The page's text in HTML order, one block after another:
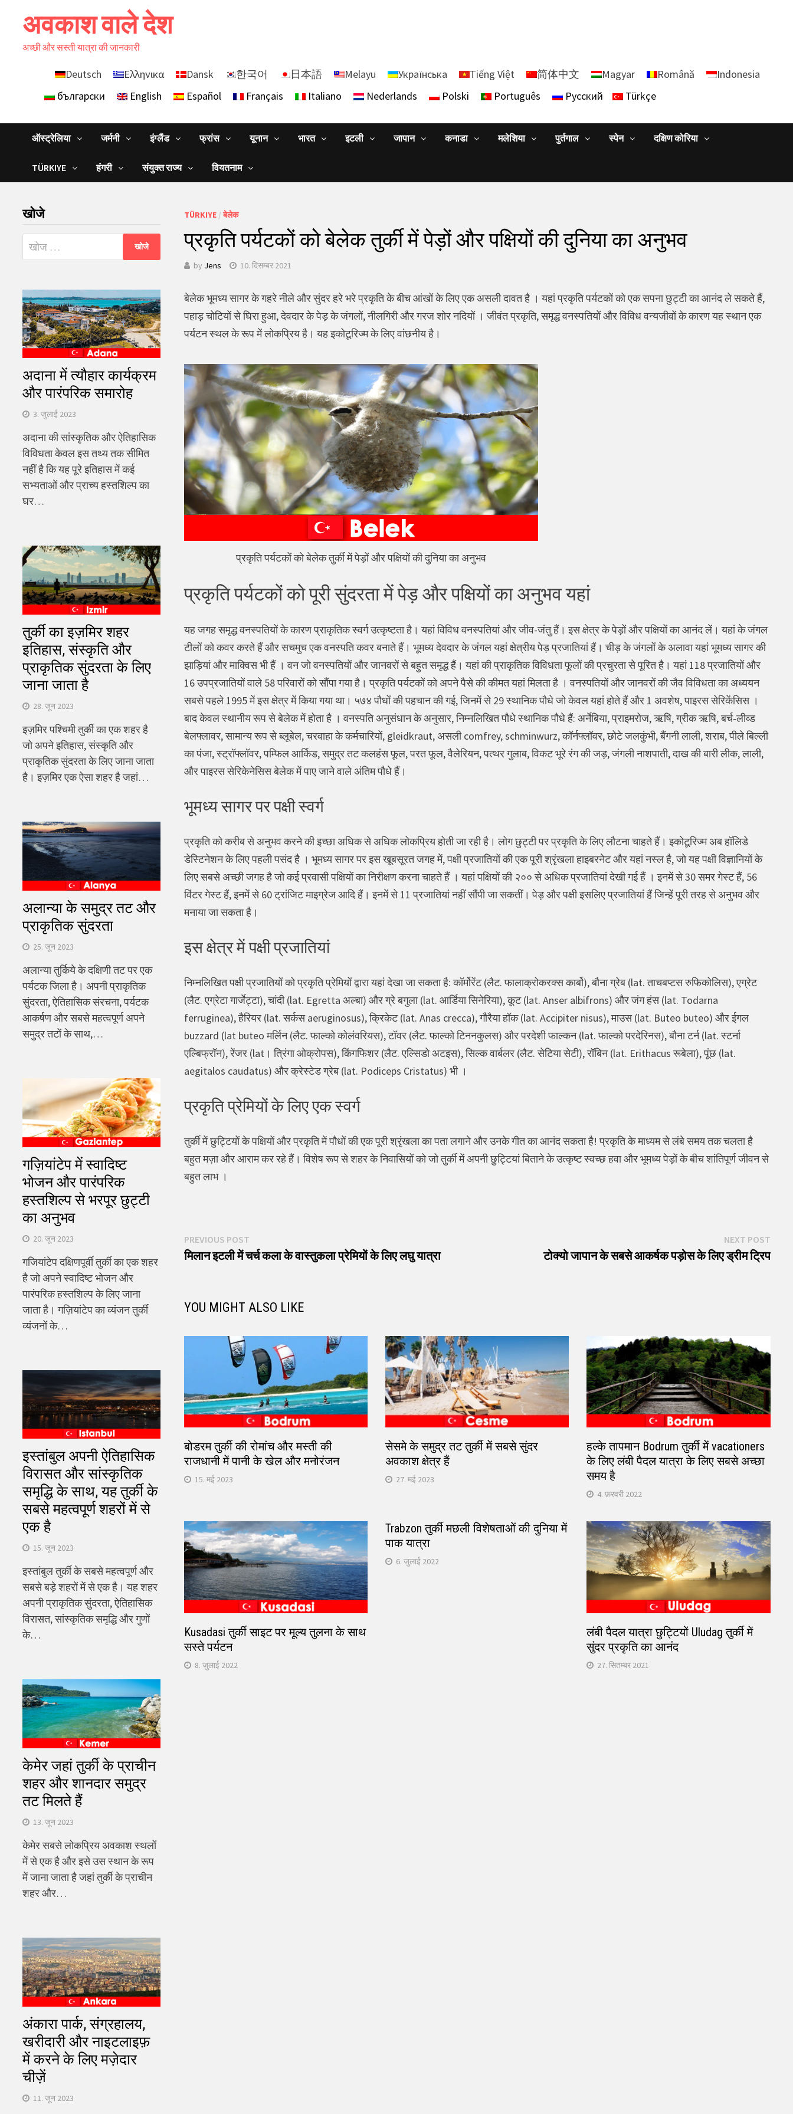
अवकाश वाले देश
अच्छी और सस्ती यात्रा की जानकारी
Deutsch Ελληνικα Dansk 한국어 日本語 Melayu Українська Tiếng Việt 简体中文 Magyar Română
Indonesia
български
English Español Français Italiano Nederlands Polski Português Русский Türkçe
ऑस्ट्रेलिया जर्मनी इंग्लैंड फ्रांस यूनान भारत इटली जापान कनाडा मलेशिया पुर्तगाल स्पेन दक्षिण कोरिया
TÜRKIYE हंगरी संयुक्त राज्य वियतनाम
TÜRKIYE/बेलेक
प्रकृति पर्यटकों को बेलेक तुर्की में पेड़ों और पक्षियों की दुनिया का अनुभव
by Jens 10. दिसम्बर 2021
बेलेक भूमध्य सागर के गहरे नीले और सुंदर हरे भरे प्रकृति के बीच आंखों के लिए एक असली दावत है । यहां प्रकृति पर्यटकों को एक सपना छुट्टी का आनंद ले सकते हैं,
पहाड़ चोटियों से घिरा हुआ, देवदार के पेड़ के जंगलों, नीलगिरी और गरज शोर नदियों । जीवंत प्रकृति, समृद्ध वनस्पतियों और विविध वन्यजीवों के कारण यह स्थान एक
पर्यटन स्थल के रूप में लोकप्रिय है। यह इकोटूरिज्म के लिए वांछनीय है।
प्रकृति पर्यटकों को बेलेक तुर्की में पेड़ों और पक्षियों की दुनिया का अनुभव
प्रकृति पर्यटकों को पूरी सुंदरता में पेड़ और पक्षियों का अनुभव यहां
यह जगह समृद्ध वनस्पतियों के कारण प्राकृतिक स्वर्ग उत्कृष्टता है। यहां विविध वनस्पतियां और जीव-जंतु हैं। इस क्षेत्र के पेड़ों और पक्षियों का आनंद लें। यहां के जंगल
टीलों को कवर करते हैं और सचमुच एक वनस्पति कवर बनाते हैं। भूमध्य देवदार के जंगल यहां क्षेत्रीय पेड़ प्रजातियां हैं। चीड़ के जंगलों के अलावा यहां भूमध्य सागर की
झाड़ियां और माक्विस भी हैं । वन जो वनस्पतियों और जानवरों से बहुत समृद्ध हैं। यहां की प्राकृतिक विविधता फूलों की प्रचुरता से पूरित है। यहां 118 प्रजातियों और
16 उपप्रजातियों वाले 58 परिवारों को सौंपा गया है। प्रकृति पर्यटकों को अपने पैसे की कीमत यहां मिलता है । वनस्पतियों और जानवरों की जैव विविधता का अध्ययन
सबसे पहले 1995 में इस क्षेत्र में किया गया था। ५७४ पौधों की पहचान की गई, जिनमें से 29 स्थानिक पौधे जो केवल यहां होते हैं और 1 अवशेष, पाइरस सेरिकेंसिस ।
बाद केवल स्थानीय रूप से बेलेक में होता है । वनस्पति अनुसंधान के अनुसार, निम्नलिखित पौधे स्थानिक पौधे हैं: अर्नेबिया, प्राइमरोज, ऋषि, ग्रीक ऋषि, बर्च-लीव्ड
बेलफ्लावर, सामान्य रूप से ब्लूबेल, चरवाहा के कर्मचारियों, gleidkraut, असली comfrey, schminwurz, कॉर्नफ्लॉवर, छोटे जलकुंभी, बैंगनी लाली, शराब, पीले बिल्ली
का पंजा, स्ट्रॉफ्लॉवर, पम्फिल आर्किड, समुद्र तट कलहंस फूल, परत फूल, वैलेरियन, पत्थर गुलाब, विकट भूरे रंग की जड़, जंगली नाशपाती, दाख की बारी लीक, लाली,
और पाइरस सेरिकेनेसिस बेलेक में पाए जाने वाले अंतिम पौधे हैं।
भूमध्य सागर पर पक्षी स्वर्ग
प्रकृति को करीब से अनुभव करने की इच्छा अधिक से अधिक लोकप्रिय होती जा रही है। लोग छुट्टी पर प्रकृति के लिए लौटना चाहते हैं। इकोटूरिज्म अब हॉलिडे
डेस्टिनेशन के लिए पहली पसंद है । भूमध्य सागर पर इस खूबसूरत जगह में, पक्षी प्रजातियों की एक पूरी श्रृंखला हाइबरनेट और यहां नस्ल है, जो यह पक्षी विज्ञानियों के
लिए सबसे अच्छी जगह है जो कई प्रवासी पक्षियों का निरीक्षण करना चाहते हैं । यहां पक्षियों की २०० से अधिक प्रजातियां देखी गई हैं । इनमें से 30 समर गेस्ट हैं, 56
विंटर गेस्ट हैं, इनमें से 60 ट्रांजिट माइग्रेज आदि हैं। इनमें से 11 प्रजातियां नहीं सौंपी जा सकतीं। पेड़ और पक्षी इसलिए प्रजातियां हैं जिन्हें पूरी तरह से अनुभव और
मनाया जा सकता है।
इस क्षेत्र में पक्षी प्रजातियां
निम्नलिखित पक्षी प्रजातियों को प्रकृति प्रेमियों द्वारा यहां देखा जा सकता है: कॉर्मोरेंट (लैट. फालाक्रोकरक्स कार्बो), बौना ग्रेब (lat. ताचबप्टस रुफिकोलिस), एग्रेट
(लैट. एग्रेटा गार्जेट्टा), चांदी (lat. Egretta अल्बा) और ग्रे बगुला (lat. आर्डिया सिनेरिया), कूट (lat. Anser albifrons) और जंग हंस (lat. Todarna
ferruginea), हैरियर (lat. सर्कस aeruginosus), क्रिकेट (lat. Anas crecca), गौरैया हॉक (lat. Accipiter nisus), माउस (lat. Buteo buteo) और ईगल
buzzard (lat buteo मर्लिन (लैट. फाल्को कोलंवरियस), टॉवर (लैट. फाल्को टिननकुलस) और परदेशी फाल्कन (lat. फाल्को परदेरिनस), बौना टर्न (lat. स्टर्ना
एल्बिफ्रॉन), रेंजर (lat। त्रिंगा ओक्रोपस), किंगफिशर (लैट. एल्सिडो अटइस), सिल्क वार्बलर (लैट. सेटिया सेटी), रॉबिन (lat. Erithacus रूबेला), पूंछ (lat.
aegitalos caudatus) और क्रेस्टेड ग्रेब (lat. Podiceps Cristatus) भी ।
प्रकृति प्रेमियों के लिए एक स्वर्ग
तुर्की में छुट्टियों के पक्षियों और प्रकृति में पौधों की एक पूरी श्रृंखला का पता लगाने और उनके गीत का आनंद सकता है! प्रकृति के माध्यम से लंबे समय तक चलता है
बहुत मज़ा और आराम कर रहे हैं। विशेष रूप से शहर के निवासियों को जो तुर्की में अपनी छुट्टियां बिताने के उत्कृष्ट स्वच्छ हवा और भूमध्य पेड़ों के बीच शांतिपूर्ण जीवन से
बहुत लाभ ।
पोस्ट
नेविगेशन
PREVIOUS POSTPrevious
post:
मिलान इटली में चर्च कला के वास्तुकला प्रेमियों के लिए लघु यात्रा
NEXT POSTNext
post:
टोक्यो जापान के सबसे आकर्षक पड़ोस के लिए ड्रीम ट्रिप
YOU MIGHT ALSO LIKE
बोडरम तुर्की की रोमांच और मस्ती की
राजधानी में पानी के खेल और मनोरंजन
15. मई 2023
सेसमे के समुद्र तट तुर्की में सबसे सुंदर
अवकाश क्षेत्र हैं
27. मई 2023
हल्के तापमान Bodrum तुर्की में vacationers
के लिए लंबी पैदल यात्रा के लिए सबसे अच्छा
समय है
4. फ़रवरी 2022
Kusadasi तुर्की साइट पर मूल्य तुलना के साथ
सस्ते पर्यटन
8. जुलाई 2022
Trabzon तुर्की मछली विशेषताओं की दुनिया में
पाक यात्रा
6. जुलाई 2022
लंबी पैदल यात्रा छुट्टियों Uludag तुर्की में
सुंदर प्रकृति का आनंद
27. सितम्बर 2021
खोजे
निम्न
को
अदाना में त्यौहार कार्यक्रम
और पारंपरिक समारोह
3. जुलाई 2023
अदाना की सांस्कृतिक और ऐतिहासिक
विविधता केवल इस तथ्य तक सीमित
नहीं है कि यह पूरे इतिहास में कई
सभ्यताओं और प्राच्य हस्तशिल्प का
घर…
तुर्की का इज़मिर शहर
इतिहास, संस्कृति और
प्राकृतिक सुंदरता के लिए
जाना जाता है
28. जून 2023
इज़मिर पश्चिमी तुर्की का एक शहर है
जो अपने इतिहास, संस्कृति और
प्राकृतिक सुंदरता के लिए जाना जाता
है। इज़मिर एक ऐसा शहर है जहां…
अलान्या के समुद्र तट और
प्राकृतिक सुंदरता
25. जून 2023
अलान्या तुर्किये के दक्षिणी तट पर एक
पर्यटक जिला है। अपनी प्राकृतिक
सुंदरता, ऐतिहासिक संरचना, पर्यटक
आकर्षण और सबसे महत्वपूर्ण अपने
समुद्र तटों के साथ,…
गज़ियांटेप में स्वादिष्ट
भोजन और पारंपरिक
हस्तशिल्प से भरपूर छुट्टी
का अनुभव
20. जून 2023
गजियांटेप दक्षिणपूर्वी तुर्की का एक शहर
है जो अपने स्वादिष्ट भोजन और
पारंपरिक हस्तशिल्प के लिए जाना
जाता है। गज़ियांटेप का व्यंजन तुर्की
व्यंजनों के…
इस्तांबुल अपनी ऐतिहासिक
विरासत और सांस्कृतिक
समृद्धि के साथ, यह तुर्की के
सबसे महत्वपूर्ण शहरों में से
एक है
15. जून 2023
इस्तांबुल तुर्की के सबसे महत्वपूर्ण और
सबसे बड़े शहरों में से एक है। यह शहर
अपनी प्राकृतिक सुंदरता, ऐतिहासिक
विरासत, सांस्कृतिक समृद्धि और गुणों
के…
केमेर जहां तुर्की के प्राचीन
शहर और शानदार समुद्र
तट मिलते हैं
13. जून 2023
केमेर सबसे लोकप्रिय अवकाश स्थलों
में से एक है और इसे उस स्थान के रूप
में जाना जाता है जहां तुर्की के प्राचीन
शहर और…
अंकारा पार्क, संग्रहालय,
खरीदारी और नाइटलाइफ़
में करने के लिए मज़ेदार
चीज़ें
11. जून 2023